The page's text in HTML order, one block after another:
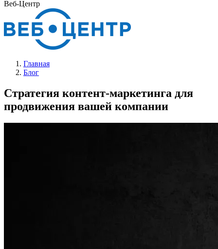
Веб-Центр
Главная
Блог
Стратегия контент-маркетинга для
продвижения вашей компании